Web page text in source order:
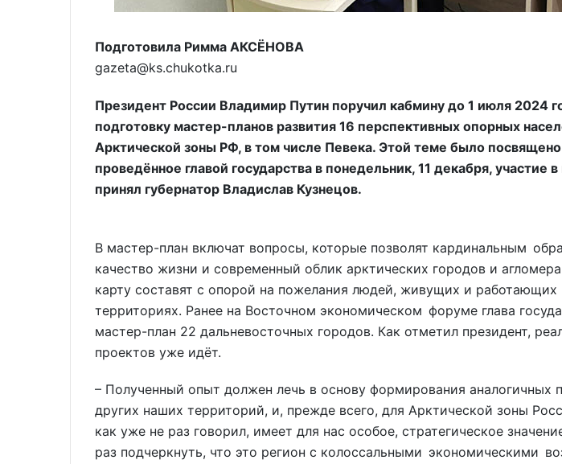
Подготовила Римма АКСЁНОВА
gazeta@ks.chukotka.ru
Президент России Владимир Путин поручил кабмину до 1 июля 2024
подготовку мастер-планов развития 16 перспективных опорных
Арктической зоны РФ, в том числе Певека. Этой теме было
проведённое главой государства в понедельник, 11 декабря, участие
принял губернатор Владислав Кузнецов.
В мастер-план включат вопросы, которые позволят кардинальным
качество жизни и современный облик арктических городов и
карту составят с опорой на пожелания людей, живущих и работающих
территориях. Ранее на Восточном экономическом форуме глава
мастер-план 22 дальневосточных городов. Как отметил президент,
проектов уже идёт.
– Полученный опыт должен лечь в основу формирования аналогичных
других наших территорий, и, прежде всего, для Арктической зоны
как уже не раз говорил, имеет для нас особое, стратегическое
раз подчеркнуть, что это регион с колоссальными экономическими